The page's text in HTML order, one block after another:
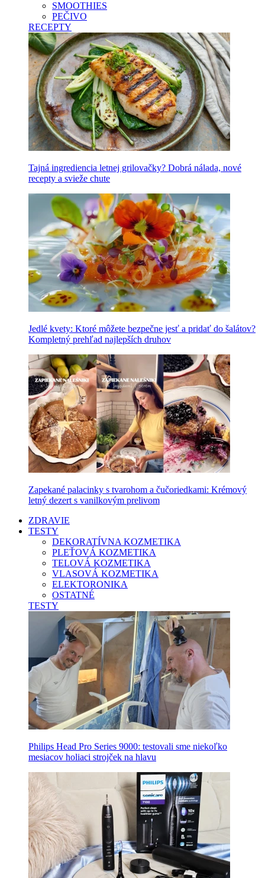
SMOOTHIES
PEČIVO
RECEPTY
Tajná ingrediencia letnej grilovačky? Dobrá nálada, nové
recepty a svieže chute
Jedlé kvety: Ktoré môžete bezpečne jesť a pridať do šalátov?
Kompletný prehľad najlepších druhov
Zapekané palacinky s tvarohom a čučoriedkami: Krémový
letný dezert s vanilkovým prelivom
ZDRAVIE
TESTY
DEKORATÍVNA KOZMETIKA
PLEŤOVÁ KOZMETIKA
TELOVÁ KOZMETIKA
VLASOVÁ KOZMETIKA
ELEKTORONIKA
OSTATNÉ
TESTY
Philips Head Pro Series 9000: testovali sme niekoľko
mesiacov holiaci strojček na hlavu